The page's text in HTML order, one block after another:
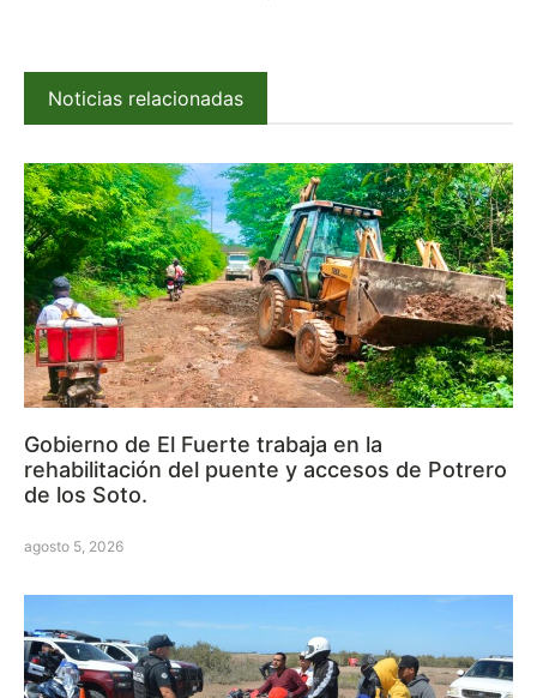
Noticias relacionadas
Gobierno de El Fuerte trabaja en la
rehabilitación del puente y accesos de Potrero
de los Soto.
agosto 5, 2026